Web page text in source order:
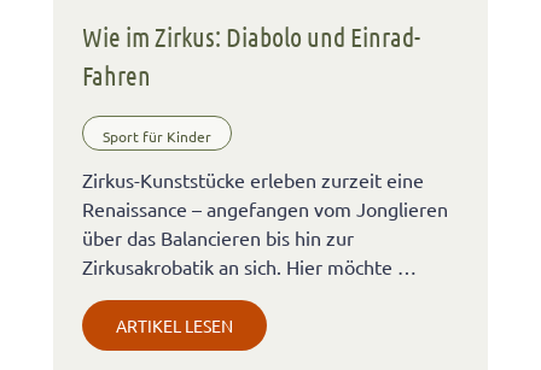
Wie im Zirkus: Diabolo und Einrad-
Fahren
Sport für Kinder
Zirkus-Kunststücke erleben zurzeit eine
Renaissance – angefangen vom Jonglieren
über das Balancieren bis hin zur
Zirkusakrobatik an sich. Hier möchte …
ARTIKEL LESEN